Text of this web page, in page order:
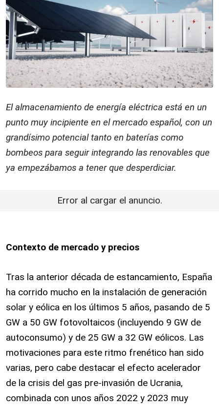
El almacenamiento de energía eléctrica está en un
punto muy incipiente en el mercado español, con un
grandísimo potencial tanto en baterías como
bombeos para seguir integrando las renovables que
ya empezábamos a tener que desperdiciar.
Error al cargar el anuncio.
Contexto de mercado y precios
Tras la anterior década de estancamiento, España
ha corrido mucho en la instalación de generación
solar y eólica en los últimos 5 años, pasando de 5
GW a 50 GW fotovoltaicos (incluyendo 9 GW de
autoconsumo) y de 25 GW a 32 GW eólicos. Las
motivaciones para este ritmo frenético han sido
varias, pero cabe destacar el efecto acelerador
de la crisis del gas pre-invasión de Ucrania,
combinada con unos años 2022 y 2023 muy